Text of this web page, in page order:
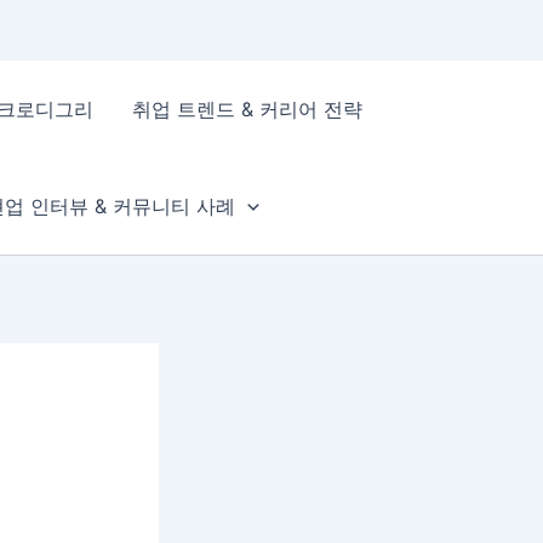
로디그리 취업 트렌드 & 커리어 전략
업 인터뷰 & 커뮤니티 사례